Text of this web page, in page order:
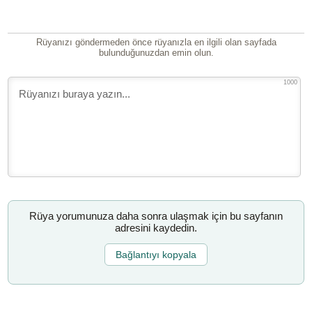
Rüyanızı göndermeden önce rüyanızla en ilgili olan sayfada
bulunduğunuzdan emin olun.
1000
Rüya yorumunuza daha sonra ulaşmak için bu sayfanın
adresini kaydedin.
Bağlantıyı kopyala